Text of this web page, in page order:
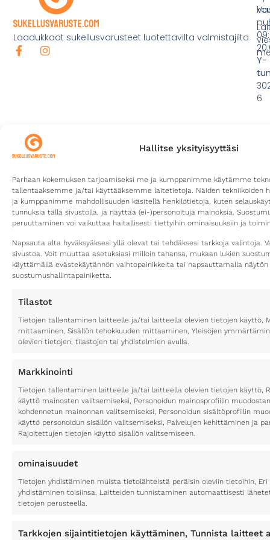
Hallitse yksityisyyttäsi
Parhaan kokemuksen tarjoamiseksi me ja kumppanimme käytämme
tallentaaksemme ja/tai käyttääksemme laitetietoja. Näiden tekniikoiden
ja kumppanimme mahdollisuuden käsitellä henkilötietoja, kuten
tunnuksia tällä sivustolla, ja näyttää (ei-)personoituja mainoksia.
peruuttaminen voi vaikuttaa haitallisesti tiettyihin ominaisuuksiin ja
Napsauta alta hyväksyäksesi yllä olevat tai tehdäksesi tarkkoja valintoja.
sivustoa. Voit muuttaa asetuksiasi milloin tahansa, mukaan lukien
käyttämällä evästekäytännön vaihtopainikkeita tai napsauttamalla näytön
suostumushallintapainiketta.
Tilastot
Tietojen tallentaminen laitteelle ja/tai laitteella olevien tietojen käyttö,
mittaaminen, Sisällön tehokkuuden mittaaminen, Yleisöjen
olevien tietojen, tilastojen tai yhdistelmien avulla.
Markkinointi
Tietojen tallentaminen laitteelle ja/tai laitteella olevien tietojen käyttö,
käyttö mainosten valitsemiseksi, Personoidun mainosprofiilin
kohdennetun mainonnan valitsemiseksi, Personoidun sisältöprofiilin
käyttö personoidun sisällön valitsemiseksi, Palvelujen kehittäminen ja
Rajoitettujen tietojen käyttö sisällön valitsemiseen.
ominaisuudet
Tietojen yhdistäminen muista tietolähteistä peräisin oleviin tietoihin,
yhdistäminen toisiinsa, Laitteiden tunnistaminen automaattisesti
tietojen perusteella.
Tarkkojen sijaintitietojen käyttäminen, Tunnista laitteet
Laadukkaat sukellusvarusteet luotettavilta valmistajilta
Y-
6
©2026
Sukellusvaruste.com
TietosuojaselosteToimitusehdotKotisivut yritykselle
Digitoimisto CURU